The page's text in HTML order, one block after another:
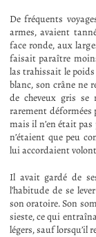
De fréquents
armes, avaient
face ronde, aux
faisait paraître
las trahissait le
blanc, son crâne ne
de cheveux gris se
rarement déformées
mais il n’en était
n’étaient que peu
lui accordaient
Il avait gardé de
l’habitude de se
son oratoire. Son
sieste, ce qui
légers, sauf lorsqu’il